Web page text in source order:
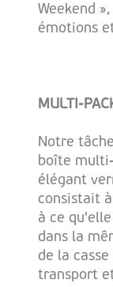
Weekend
émotions
MULTI-
Notre
boîte
élégant
consistait
à ce
dans la
de la
transport